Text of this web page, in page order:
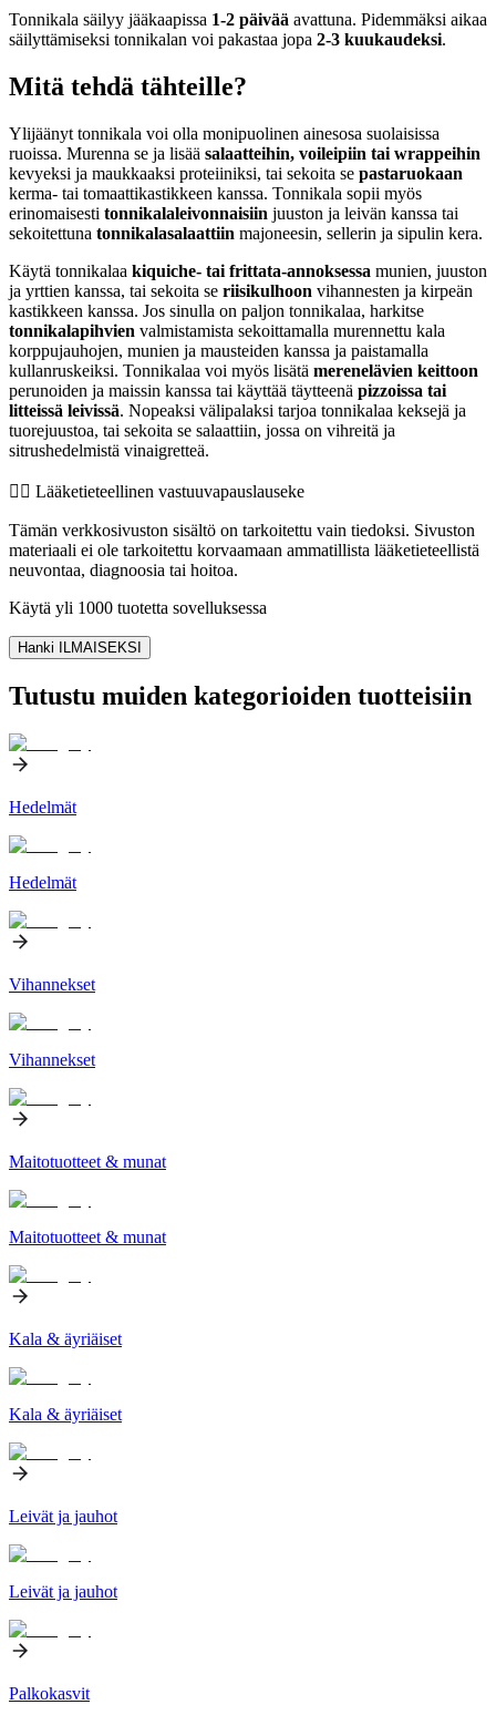
Tonnikala säilyy jääkaapissa 1-2 päivää avattuna. Pidemmäksi aikaa
säilyttämiseksi tonnikalan voi pakastaa jopa 2-3 kuukaudeksi.
Mitä tehdä tähteille?
Ylijäänyt tonnikala voi olla monipuolinen ainesosa suolaisissa
ruoissa. Murenna se ja lisää salaatteihin, voileipiin tai wrappeihin
kevyeksi ja maukkaaksi proteiiniksi, tai sekoita se pastaruokaan
kerma- tai tomaattikastikkeen kanssa. Tonnikala sopii myös
erinomaisesti tonnikalaleivonnaisiin juuston ja leivän kanssa tai
sekoitettuna tonnikalasalaattiin majoneesin, sellerin ja sipulin kera.
Käytä tonnikalaa kiquiche- tai frittata-annoksessa munien, juuston
ja yrttien kanssa, tai sekoita se riisikulhoon vihannesten ja kirpeän
kastikkeen kanssa. Jos sinulla on paljon tonnikalaa, harkitse
tonnikalapihvien valmistamista sekoittamalla murennettu kala
korppujauhojen, munien ja mausteiden kanssa ja paistamalla
kullanruskeiksi. Tonnikalaa voi myös lisätä merenelävien keittoon
perunoiden ja maissin kanssa tai käyttää täytteenä pizzoissa tai
litteissä leivissä. Nopeaksi välipalaksi tarjoa tonnikalaa keksejä ja
tuorejuustoa, tai sekoita se salaattiin, jossa on vihreitä ja
sitrushedelmistä vinaigretteä.
👨‍⚕️️ Lääketieteellinen vastuuvapauslauseke
Tämän verkkosivuston sisältö on tarkoitettu vain tiedoksi. Sivuston
materiaali ei ole tarkoitettu korvaamaan ammatillista lääketieteellistä
neuvontaa, diagnoosia tai hoitoa.
Käytä yli 1000 tuotetta sovelluksessa
Hanki ILMAISEKSI
Tutustu muiden kategorioiden tuotteisiin
Hedelmät
Hedelmät
Vihannekset
Vihannekset
Maitotuotteet & munat
Maitotuotteet & munat
Kala & äyriäiset
Kala & äyriäiset
Leivät ja jauhot
Leivät ja jauhot
Palkokasvit